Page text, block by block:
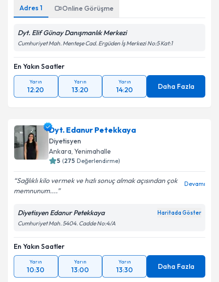
Adres 1 Online Görüşme
Dyt. Elif Günay Danışmanlık Merkezi
Cumhuriyet Mah. Menteşe Cad. Ergüden İş Merkezi No:5 Kat:1
En Yakın Saatler
Yarın
12:20
Yarın
13:20
Yarın
14:20 Daha Fazla
Dyt. Edanur Petekkaya
Diyetisyen
Ankara,Yenimahalle
( Değerlendirme)
Sağlıklı kilo vermek ve hızlı sonuç almak açısından çok
memnunum....
Diyetisyen Edanur Petekkaya
Cumhuriyet Mah. 5404. Cadde No:4/A
En Yakın Saatler
Yarın
10:30
Yarın
13:00
Yarın
13:30 Daha Fazla